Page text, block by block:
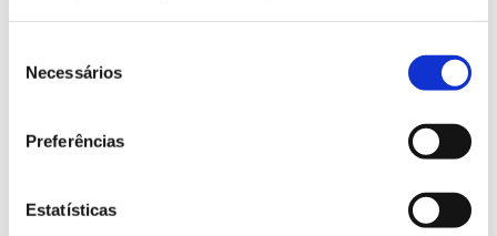
Necessários
Preferências
Estatísticas
02.07.2026
Registar galhas de Trichi em acácia-das-espigas:
cidadãos chamados a ajudar